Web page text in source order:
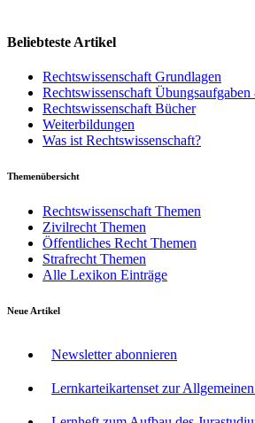
Beliebteste Artikel
Rechtswissenschaft Grundlagen
Rechtswissenschaft
Rechtswissenschaft Bücher
Weiterbildungen
Was ist Rechtswissenschaft?
Themenübersicht
Rechtswissenschaft Themen
Zivilrecht Themen
Öffentliches Recht Themen
Strafrecht Themen
Alle Lexikon Einträge
Neue Artikel
Newsletter abonnieren
Lernkarteikartenset zur